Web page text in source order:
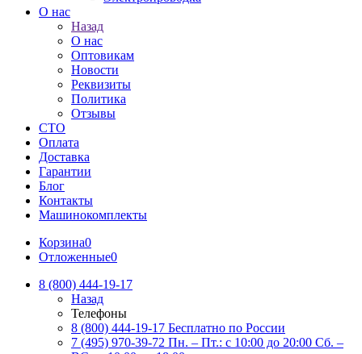
О нас
Назад
О нас
Оптовикам
Новости
Реквизиты
Политика
Отзывы
СТО
Оплата
Доставка
Гарантии
Блог
Контакты
Машинокомплекты
Корзина0
Отложенные0
8 (800) 444-19-17
Назад
Телефоны
8 (800) 444-19-17 Бесплатно по России
7 (495) 970-39-72 Пн. – Пт.: с 10:00 до 20:00 Сб. –